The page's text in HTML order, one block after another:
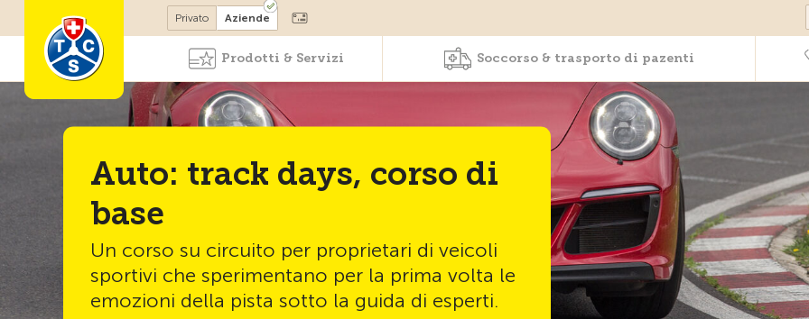
Diventare socio Soccorso & trasporto
Privato Aziende
Prodotti & Servizi Soccorso & trasporto di pazenti
Auto: track days, corso di
base
Un corso su circuito per proprietari di veicoli
sportivi che sperimentano per la prima volta le
emozioni della pista sotto la guida di esperti.